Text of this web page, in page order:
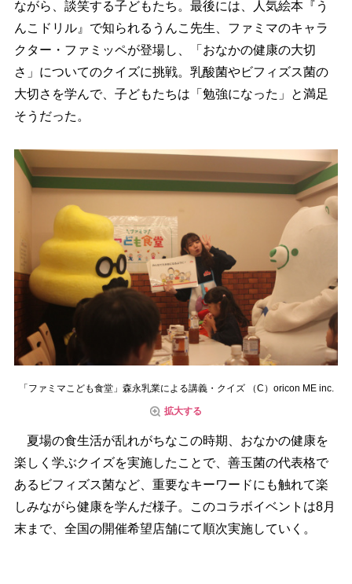
ながら、談笑する子どもたち。最後には、人気絵本『う
んこドリル』で知られるうんこ先生、ファミマのキャラ
クター・ファミッペが登場し、「おなかの健康の大切
さ」についてのクイズに挑戦。乳酸菌やビフィズス菌の
大切さを学んで、子どもたちは「勉強になった」と満足
そうだった。
「ファミマこども食堂」森永乳業による講義・クイズ （C）oricon ME inc.
拡大する
夏場の食生活が乱れがちなこの時期、おなかの健康を
楽しく学ぶクイズを実施したことで、善玉菌の代表格で
あるビフィズス菌など、重要なキーワードにも触れて楽
しみながら健康を学んだ様子。このコラボイベントは8月
末まで、全国の開催希望店舗にて順次実施していく。